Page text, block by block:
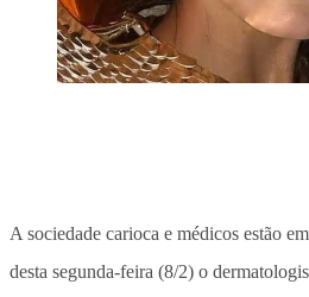
A sociedade carioca e médicos estão
desta segunda-feira (8/2) o